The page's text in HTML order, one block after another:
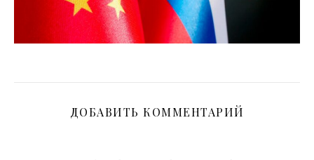
ДОБАВИТЬ КОММЕНТАРИЙ